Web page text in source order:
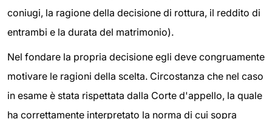
coniugi, la ragione della decisione di rottura, il reddito di
entrambi e la durata del matrimonio).
Nel fondare la propria decisione egli deve congruamente
motivare le ragioni della scelta. Circostanza che nel caso
in esame è stata rispettata dalla Corte d'appello, la quale
ha correttamente interpretato la norma di cui sopra